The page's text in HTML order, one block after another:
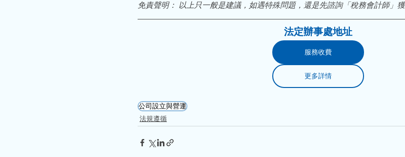
免責聲明： 以上只一般是建議，如遇特殊問題，還是先諮詢「稅務會計師」獲
​法​定辦事處地址
服務收費
更多詳情
公司設立與營運
法規遵循